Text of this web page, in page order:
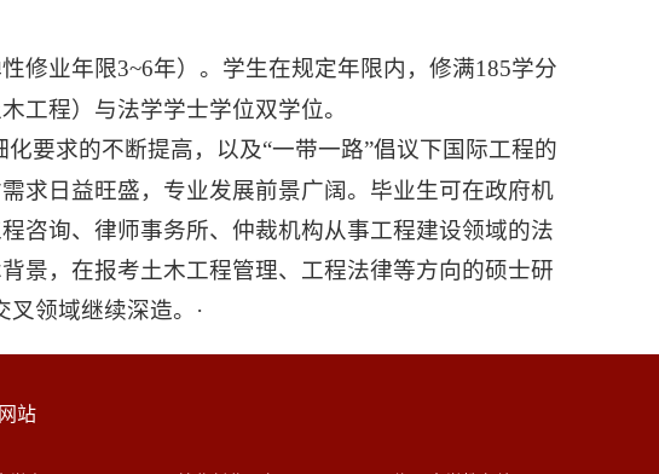
修业年限3~6年）。学生在规定年限内，修满185学分
工程）与‌法学学士学位双学位。
要求的不断提高，以及“一带一路”倡议下国际工程的
求‌日益旺盛‌，专业发展前景广阔。毕业生可在政府机
咨询、律师事务所、仲裁机构‌从事工程建设领域的法
景，在报考土木工程管理、工程法律等方向的硕士研
叉领域继续深造。·
站